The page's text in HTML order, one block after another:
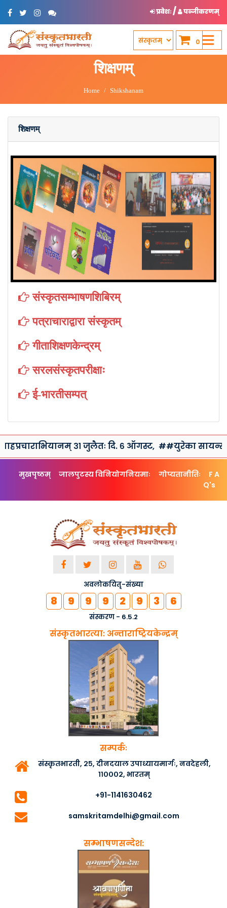
प्रवेशः/ पञ्जीकरणम्
0
शिक्षणम्
Home Shikshanam
शिक्षणम्
संस्कृतसम्भाषणशिबिरम्
पत्राचाराद्वारा संस्कृतम्
गीताशिक्षणकेन्द्रम्
सरलसंस्कृतपरीक्षाः
ई-भारतीसम्पत्
३१ जुलैतः दि. ६ ऑगस्ट,##युरेका सायन्स
मुखपृष्ठम् जालपुटस्य विनियोगनियमाः गोप्यतानीतिः
F A
Q's
अवलोकयितृ-संख्या
8 9 9 9 2 9 3 6
संस्करण - 6.5.2
संस्कृतभारत्या: अन्ताराष्ट्रियकेन्द्रम्
सम्पर्कः
संस्कृतभारती, २५, दीनदयाल उपाध्यायमार्गः, नवदेहली,
११०००२, भारतम्
+91-1141630462
samskritamdelhi@gmail.com
सम्भाषणसन्देश: